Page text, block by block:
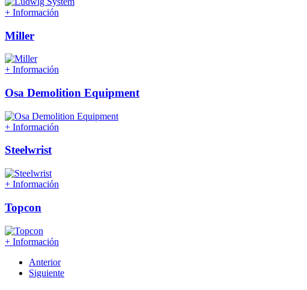
+ Información
Miller
+ Información
Osa Demolition Equipment
+ Información
Steelwrist
+ Información
Topcon
+ Información
Anterior
Siguiente